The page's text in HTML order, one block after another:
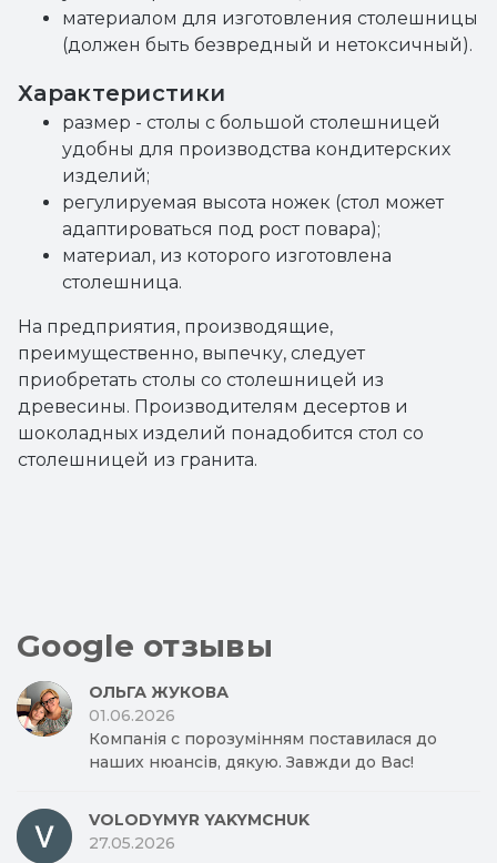
материалом для изготовления столешницы
(должен быть безвредный и нетоксичный).
Характеристики
размер - столы с большой столешницей
удобны для производства кондитерских
изделий;
регулируемая высота ножек (стол может
адаптироваться под рост повара);
материал, из которого изготовлена
столешница.
На предприятия, производящие,
преимущественно, выпечку, следует
приобретать столы со столешницей из
древесины. Производителям десертов и
шоколадных изделий понадобится стол со
столешницей из гранита.
Google отзывы
ОЛЬГА ЖУКОВА
01.06.2026
Компанія с порозумінням поставилася до
наших нюансів, дякую. Завжди до Вас!
VOLODYMYR YAKYMCHUK
27.05.2026